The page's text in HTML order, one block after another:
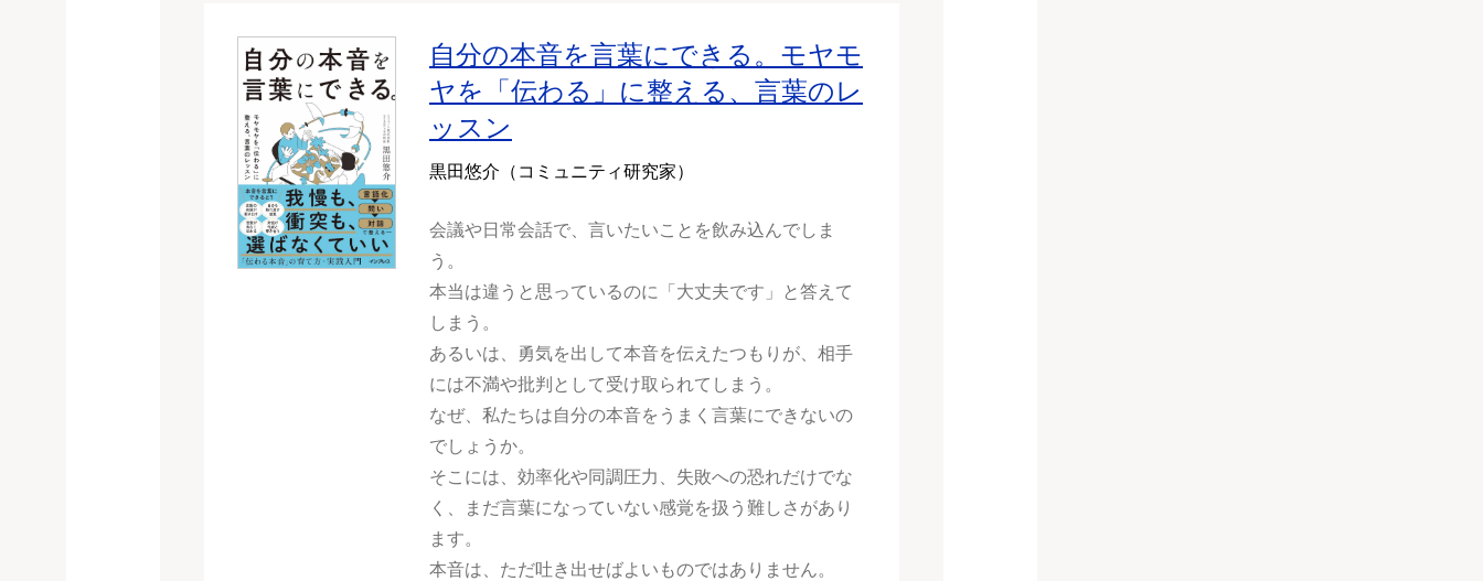
自分の本音を言葉にできる。モヤモ
ヤを「伝わる」に整える、言葉のレ
ッスン
黒田悠介（コミュニティ研究家）
会議や日常会話で、言いたいことを飲み込んでしま
う。
本当は違うと思っているのに「大丈夫です」と答えて
しまう。
あるいは、勇気を出して本音を伝えたつもりが、相手
には不満や批判として受け取られてしまう。
なぜ、私たちは自分の本音をうまく言葉にできないの
でしょうか。
そこには、効率化や同調圧力、失敗への恐れだけでな
く、まだ言葉になっていない感覚を扱う難しさがあり
ます。
本音は、ただ吐き出せばよいものではありません。